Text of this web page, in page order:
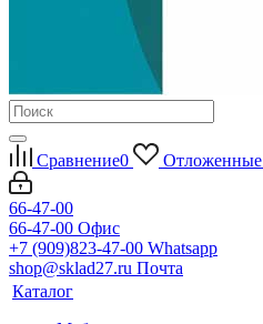
Сравнение0 Отложенные
66-47-00
66-47-00 Офис
+7 (909)823-47-00 Whatsapp
shop@sklad27.ru Почта
Каталог